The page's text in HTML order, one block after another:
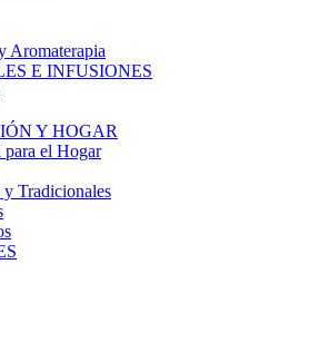
Aromaterapia
E INFUSIONES
Y HOGAR
el Hogar
y Tradicionales